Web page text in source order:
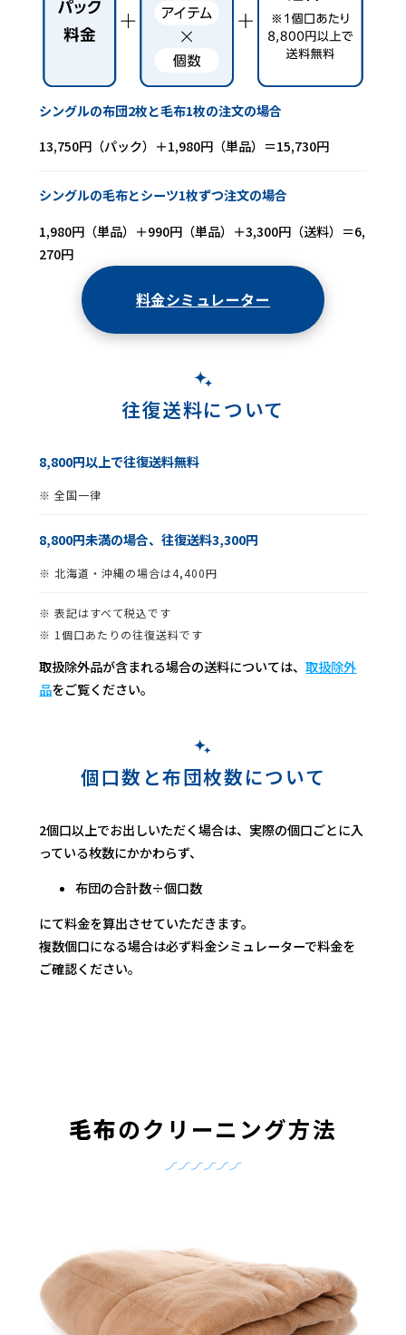
シングルの布団2枚と毛布1枚の注文の場合
13,750円（パック）＋1,980円（単品）＝15,730円
シングルの毛布とシーツ1枚ずつ注文の場合
1,980円（単品）＋990円（単品）＋3,300円（送料）＝6,
270円
料金シミュレーター
往復送料について
8,800円以上で往復送料無料
※ 全国一律
8,800円未満の場合、往復送料3,300円
※ 北海道・沖縄の場合は4,400円
※ 表記はすべて税込です
※ 1個口あたりの往復送料です
取扱除外品が含まれる場合の送料については、取扱除外
品をご覧ください。
個口数と布団枚数について
2個口以上でお出しいただく場合は、実際の個口ごとに入
っている枚数にかかわらず、
布団の合計数÷個口数
にて料金を算出させていただきます。
複数個口になる場合は必ず料金シミュレーターで料金を
ご確認ください。
毛布のクリーニング方法